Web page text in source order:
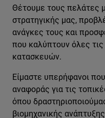
Θέτουμε τους πελάτες
στρατηγικής μας,
ανάγκες τους και
που καλύπτουν όλες
κατασκευών.
Είμαστε υπερήφανοι
αναφοράς για τις
όπου
βιομηχανικής